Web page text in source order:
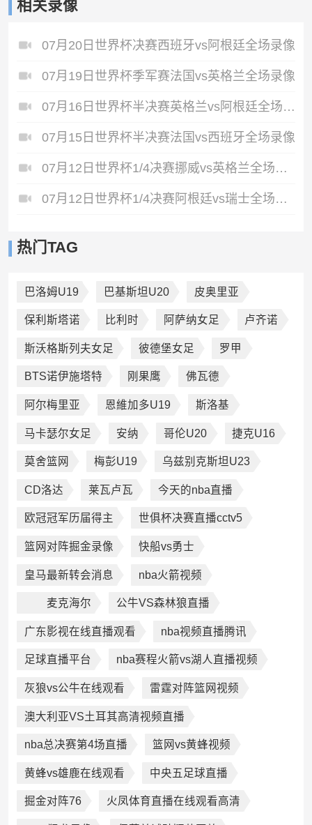
相关录像
07月20日世界杯决赛西班牙vs阿根廷全场录像
07月19日世界杯季军赛法国vs英格兰全场录像
07月16日世界杯半决赛英格兰vs阿根廷全场录像
07月15日世界杯半决赛法国vs西班牙全场录像
07月12日世界杯1/4决赛挪威vs英格兰全场录像
07月12日世界杯1/4决赛阿根廷vs瑞士全场录像
热门TAG
巴洛姆U19 巴基斯坦U20 皮奥里亚
保利斯塔诺 比利时 阿萨纳女足 卢齐诺
斯沃格斯列夫女足 彼德堡女足 罗甲
BTS诺伊施塔特 刚果鹰 佛瓦德
阿尔梅里亚 恩維加多U19 斯洛基
马卡瑟尔女足 安纳 哥伦U20 捷克U16
莫舍篮网 梅彭U19 乌兹别克斯坦U23
CD洛达 莱瓦卢瓦 今天的nba直播
欧冠冠军历届得主 世俱杯决赛直播cctv5
篮网对阵掘金录像 快船vs勇士
皇马最新转会消息 nba火箭视频
麦克海尔 公牛VS森林狼直播
广东影视在线直播观看 nba视频直播腾讯
足球直播平台 nba赛程火箭vs湖人直播视频
灰狼vs公牛在线观看 雷霆对阵篮网视频
澳大利亚VS土耳其高清视频直播
nba总决赛第4场直播 篮网vs黄蜂视频
黄蜂vs雄鹿在线观看 中央五足球直播
掘金对阵76 火凤体育直播在线观看高清